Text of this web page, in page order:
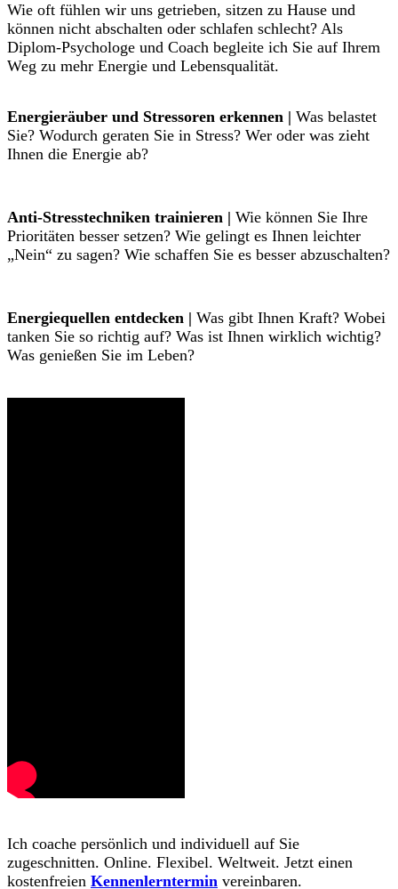
Wie oft fühlen wir uns getrieben, sitzen zu Hause und
können nicht abschalten oder schlafen schlecht? Als
Diplom-Psychologe und Coach begleite ich Sie auf Ihrem
Weg zu mehr Energie und Lebensqualität.
Energieräuber und Stressoren erkennen | Was belastet
Sie? Wodurch geraten Sie in Stress? Wer oder was zieht
Ihnen die Energie ab?
Anti-Stresstechniken trainieren | Wie können Sie Ihre
Prioritäten besser setzen? Wie gelingt es Ihnen leichter
„Nein“ zu sagen? Wie schaffen Sie es besser abzuschalten?
Energiequellen entdecken | Was gibt Ihnen Kraft? Wobei
tanken Sie so richtig auf? Was ist Ihnen wirklich wichtig?
Was genießen Sie im Leben?
Ich coache persönlich und individuell auf Sie
zugeschnitten. Online. Flexibel. Weltweit. Jetzt einen
kostenfreien Kennenlerntermin vereinbaren.